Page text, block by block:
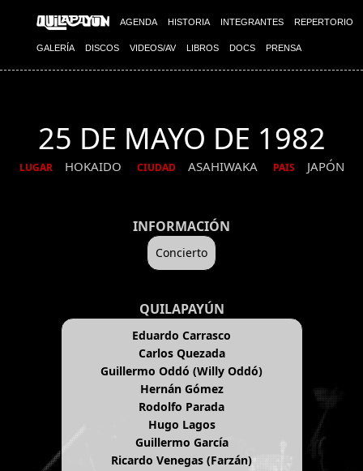
AGENDA HISTORIA INTEGRANTES REPERTORIO
GALERÍA DISCOS VIDEOS/AV LIBROS DOCS PRENSA
25 DE MAYO DE 1982
LUGAR HOKAIDO CIUDAD ASAHIWAKA PAIS JAPÓN
INFORMACIÓN
Concierto
QUILAPAYÚN
Eduardo Carrasco
Carlos Quezada
Guillermo Oddó (Willy Oddó)
Hernán Gómez
Rodolfo Parada
Hugo Lagos
Guillermo García
Ricardo Venegas (Farzán)